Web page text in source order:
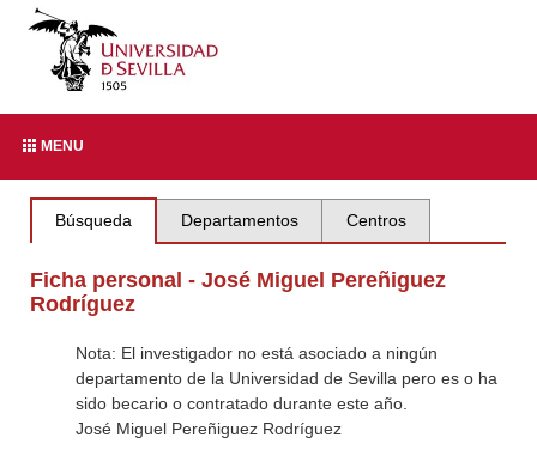
MENU
Búsqueda Departamentos Centros
Ficha personal - José Miguel Pereñiguez
Rodríguez
Nota: El investigador no está asociado a ningún
departamento de la Universidad de Sevilla pero es o ha
sido becario o contratado durante este año.
José Miguel Pereñiguez Rodríguez